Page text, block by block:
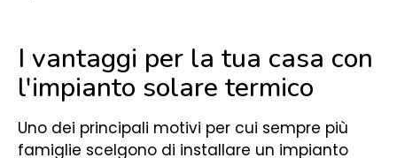
I vantaggi per la tua casa con
l'impianto solare termico
Uno dei principali motivi per cui sempre più
famiglie scelgono di installare un impianto